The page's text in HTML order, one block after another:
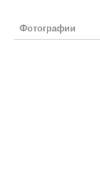
Фотографии